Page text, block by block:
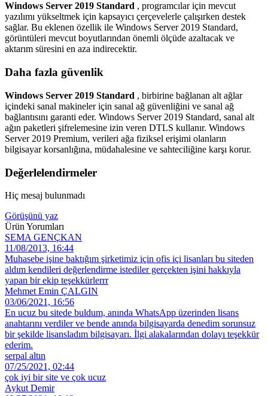
Windows Server 2019 Standard , programcılar için mevcut
yazılımı yükseltmek için kapsayıcı çerçevelerle çalışırken destek
sağlar. Bu eklenen özellik ile Windows Server 2019 Standard,
görüntüleri mevcut boyutlarından önemli ölçüde azaltacak ve
aktarım süresini en aza indirecektir.
Daha fazla güvenlik
Windows Server 2019 Standard , birbirine bağlanan alt ağlar
içindeki sanal makineler için sanal ağ güvenliğini ve sanal ağ
bağlantısını garanti eder. Windows Server 2019 Standard, sanal alt
ağın paketleri şifrelemesine izin veren DTLS kullanır. Windows
Server 2019 Premium, verileri ağa fiziksel erişimi olanların
bilgisayar korsanlığına, müdahalesine ve sahteciliğine karşı korur.
Değerlelendirmeler
Hiç mesaj bulunmadı
Görüşünü yaz
Ürün Yorumları
SEMA GENÇKAN
11/08/2013, 16:44
Muhasebe işine baktığım şirketimiz için ofis içi lisanları bu siteden
aldım kendileri değerlendirme istediler gerçekten işini hakkıyla
yapan bir ekip teşekkürlerrr
Mehmet Emin ÇALGIN
03/06/2021, 16:56
En ucuz bu sitede buldum, anında WhatsApp üzerinden lisans
anahtarını verdiler ve bende anında bilgisayarda denedim sorunsuz
bir şekilde lisansladım bilgisayarı. İlgi alakalarından dolayı teşekkür
ederim.
serpal altın
07/25/2021, 02:44
çok iyi bir site ve çok ucuz
Aykut Demir